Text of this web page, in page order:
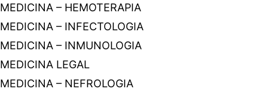
MEDICINA – HEMOTERAPIA
MEDICINA – INFECTOLOGIA
MEDICINA – INMUNOLOGIA
MEDICINA LEGAL
MEDICINA – NEFROLOGIA